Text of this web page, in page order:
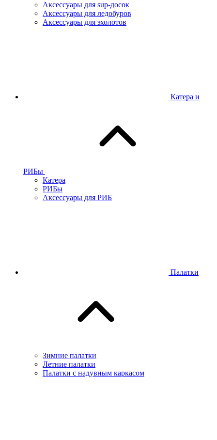
Аксессуары для sup-досок
Аксессуары для ледобуров
Аксессуары для эхолотов
Катера и
РИБы
Катера
РИБы
Аксессуары для РИБ
Палатки
Зимние палатки
Летние палатки
Палатки с надувным каркасом